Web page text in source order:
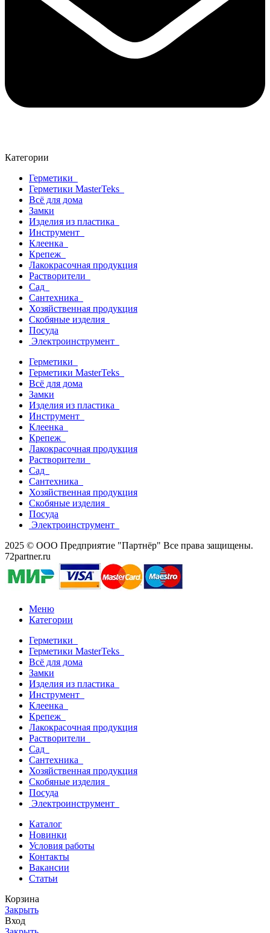
Категории
Герметики
Герметики MasterTeks
Всё для дома
Замки
Изделия из пластика
Инструмент
Клеенка
Крепеж
Лакокрасочная продукция
Растворители
Сад
Сантехника
Хозяйственная продукция
Скобяные изделия
Посуда
Электроинструмент
Герметики
Герметики MasterTeks
Всё для дома
Замки
Изделия из пластика
Инструмент
Клеенка
Крепеж
Лакокрасочная продукция
Растворители
Сад
Сантехника
Хозяйственная продукция
Скобяные изделия
Посуда
Электроинструмент
2025 © ООО Предприятие "Партнёр" Все права защищены.
72partner.ru
Меню
Категории
Герметики
Герметики MasterTeks
Всё для дома
Замки
Изделия из пластика
Инструмент
Клеенка
Крепеж
Лакокрасочная продукция
Растворители
Сад
Сантехника
Хозяйственная продукция
Скобяные изделия
Посуда
Электроинструмент
Каталог
Новинки
Условия работы
Контакты
Вакансии
Статьи
Корзина
Закрыть
Вход